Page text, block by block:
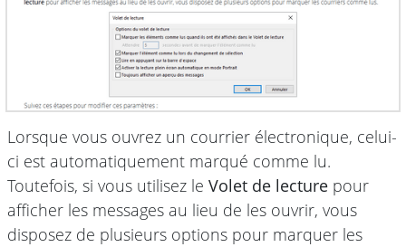
Lorsque vous ouvrez un courrier électronique, celui-
ci est automatiquement marqué comme lu.
Toutefois, si vous utilisez le Volet de lecture pour
afficher les messages au lieu de les ouvrir, vous
disposez de plusieurs options pour marquer les